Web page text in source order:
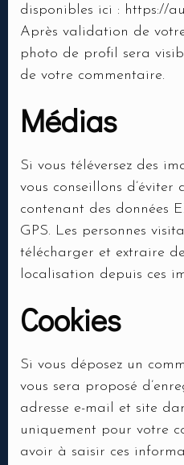
disponibles ici : https://
Après validation de
photo de profil sera
de votre commentaire.
Médias
Si vous téléversez des
vous conseillons d’éviter
contenant des données
GPS. Les personnes
télécharger et extraire
localisation depuis ces
Cookies
Si vous déposez un
vous sera proposé
adresse e-mail et site
uniquement pour votre
avoir à saisir ces